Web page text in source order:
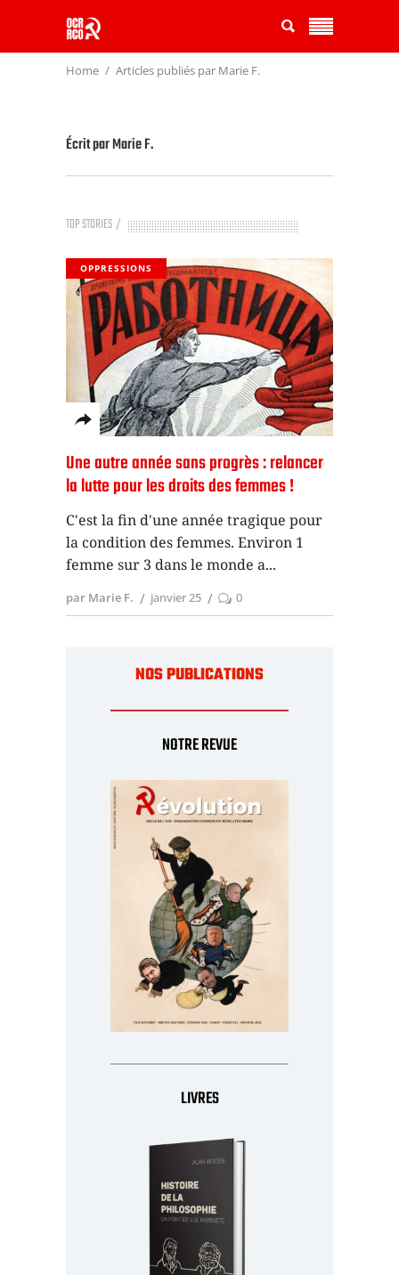
Home Articles publiés par Marie F.
Écrit parMarie F.
TOP STORIES
OPPRESSIONS
Une autre année sans progrès : relancer
la lutte pour les droits des femmes !
C'est la fin d'une année tragique pour
la condition des femmes. Environ 1
femme sur 3 dans le monde a
par Marie F. janvier 25 0
NOS PUBLICATIONS
NOTRE REVUE
LIVRES